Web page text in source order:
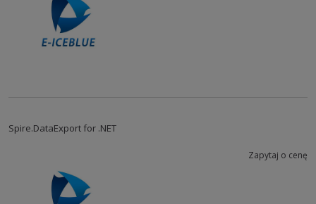
Spire.DataExport for .NET
Zapytaj o cenę